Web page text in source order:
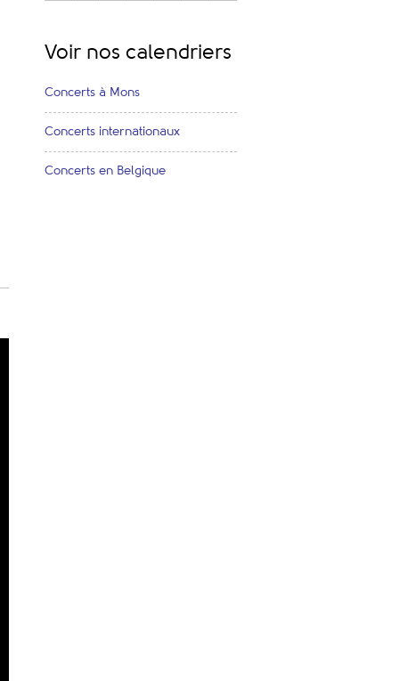
Voir nos calendriers
Concerts à Mons
Concerts internationaux
Concerts en Belgique